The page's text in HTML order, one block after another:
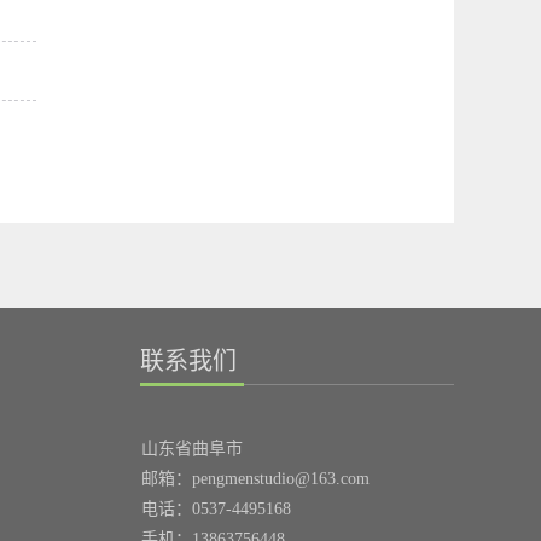
联系我们
山东省曲阜市
邮箱：pengmenstudio@163.com
电话：0537-4495168